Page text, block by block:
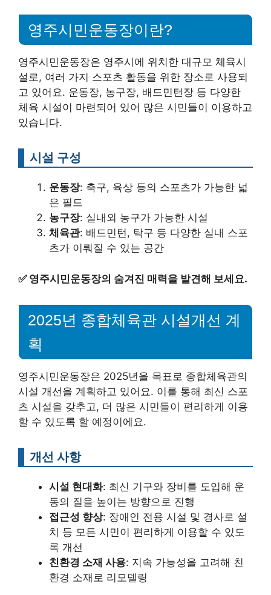
영주시민운동장이란?
영주시민운동장은 영주시에 위치한 대규모 체육시
설로, 여러 가지 스포츠 활동을 위한 장소로 사용되
고 있어요. 운동장, 농구장, 배드민턴장 등 다양한
체육 시설이 마련되어 있어 많은 시민들이 이용하고
있습니다.
시설 구성
운동장: 축구, 육상 등의 스포츠가 가능한 넓
은 필드
농구장: 실내외 농구가 가능한 시설
체육관: 배드민턴, 탁구 등 다양한 실내 스포
츠가 이뤄질 수 있는 공간
✅ 영주시민운동장의 숨겨진 매력을 발견해 보세요.
2025년 종합체육관 시설개선 계
획
영주시민운동장은 2025년을 목표로 종합체육관의
시설 개선을 계획하고 있어요. 이를 통해 최신 스포
츠 시설을 갖추고, 더 많은 시민들이 편리하게 이용
할 수 있도록 할 예정이에요.
개선 사항
시설 현대화: 최신 기구와 장비를 도입해 운
동의 질을 높이는 방향으로 진행
접근성 향상: 장애인 전용 시설 및 경사로 설
치 등 모든 시민이 편리하게 이용할 수 있도
록 개선
친환경 소재 사용: 지속 가능성을 고려해 친
환경 소재로 리모델링